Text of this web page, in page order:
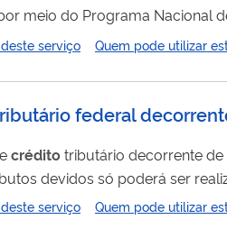
meio do Programa Nacional
do projeto técnico de
serviço Quem pode utilizar
federal
créditotributário decorrente de
devidos só poderá ser
após o transito em julgado da
serviço Quem pode utilizar